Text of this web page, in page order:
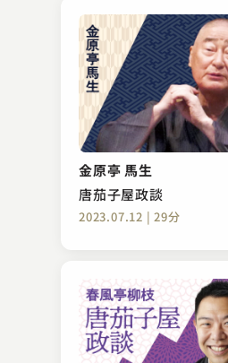
金原亭 馬生
唐茄子屋政談
2023.07.12 | 29分